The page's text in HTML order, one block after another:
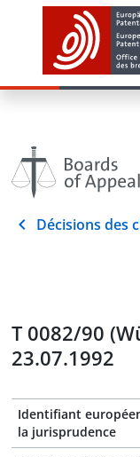
Décisions des
T 0082/90
23.07.1992
Identifiant
la jurisprudence